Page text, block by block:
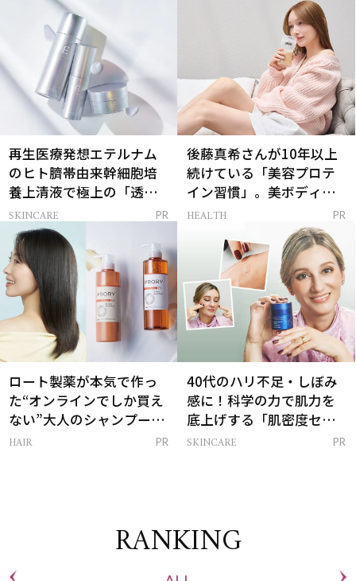
再生医療発想エテルナム
のヒト臍帯由来幹細胞培
養上清液で極上の「透明
感ハリ肌」へ
SKINCARE PR
後藤真希さんが10年以上
続けている「美容プロテ
イン習慣」。美ボディを
支える朝ルーティンと
HEALTH PR
ロート製薬が本気で作っ
た“オンラインでしか買え
ない”大人のシャンプー＆
トリートメントって？
HAIR PR
40代のハリ不足・しぼみ
感に！科学の力で肌力を
底上げする「肌密度セラ
ム」
SKINCARE PR
RANKING